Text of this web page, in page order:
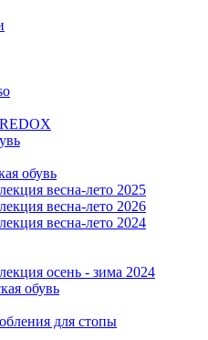
обувь
весна-лето 2025
весна-лето 2026
весна-лето 2024
осень - зима 2024
обувь
для стопы